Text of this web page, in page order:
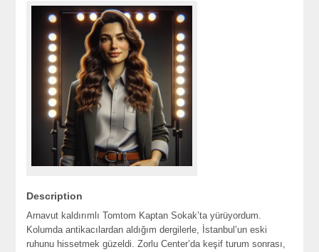
Description
Arnavut kaldırımlı Tomtom Kaptan Sokak’ta yürüyordum.
Kolumda antikacılardan aldığım dergilerle, İstanbul’un eski
ruhunu hissetmek güzeldi. Zorlu Center’da keşif turum sonrası,